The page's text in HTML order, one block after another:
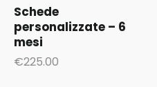
Schede
personalizzate – 6
mesi
€225.00